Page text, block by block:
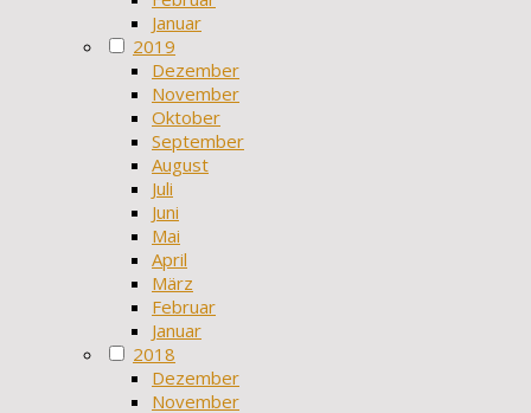
Januar
2019
Dezember
November
Oktober
September
August
Juli
Juni
Mai
April
März
Februar
Januar
2018
Dezember
November